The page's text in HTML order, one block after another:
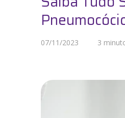
Sobre o Labi
Testes
Conheça o Labi
07/11/2023 3